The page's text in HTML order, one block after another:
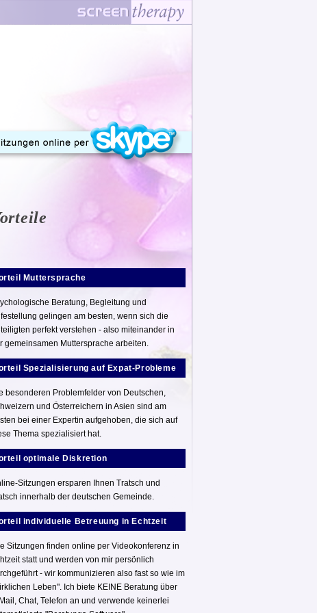
wohnende oder nach Asien umziehende, von Asien
Muttersprache
Beratung, Begleitung und
gelingen am besten, wenn sich die
perfekt verstehen - also miteinander in
gemeinsamen Muttersprache arbeiten.
Spezialisierung auf Expat-Probleme
besonderen Problemfelder von Deutschen,
und Österreichern in Asien sind am
bei einer Expertin aufgehoben, die sich auf
Thema spezialisiert hat.
optimale Diskretion
Sitzungen ersparen Ihnen Tratsch und
innerhalb der deutschen Gemeinde.
individuelle Betreuung in Echtzeit
Sitzungen finden online per Videokonferenz in
statt und werden von mir persönlich
- wir kommunizieren also fast so wie im
Leben". Ich biete KEINE Beratung über
Chat, Telefon an und verwende keinerlei